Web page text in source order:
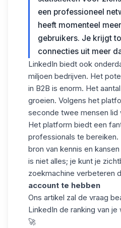
een professioneel
heeft momenteel
gebruikers. Je krijgt
connecties uit meer
LinkedIn biedt ook
miljoen bedrijven. Het
in B2B is enorm. Het
groeien. Volgens het
seconde twee mensen lid
Het platform biedt een
professionals te bereiken.
bron van kennis en
is niet alles; je kunt je
zoekmachine verbeteren
account te hebben
Ons artikel zal de vraag
LinkedIn de ranking van
🚀